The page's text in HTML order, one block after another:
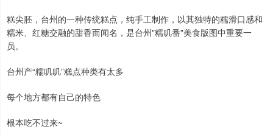
糕尖胚，台州的一种传统糕点，纯手工制作，以其独特的糯滑口感和
糯米、红糖交融的甜香而闻名，是台州"糯叽番"美食版图中重要一
员。
台州产“糯叽叽”糕点种类有太多
每个地方都有自己的特色
根本吃不过来~